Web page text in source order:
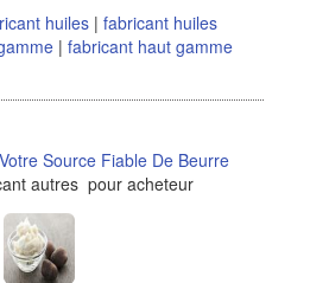
huiles | fabricant huiles
| fabricant haut gamme
Votre Source Fiable De Beurre
autres pour acheteur